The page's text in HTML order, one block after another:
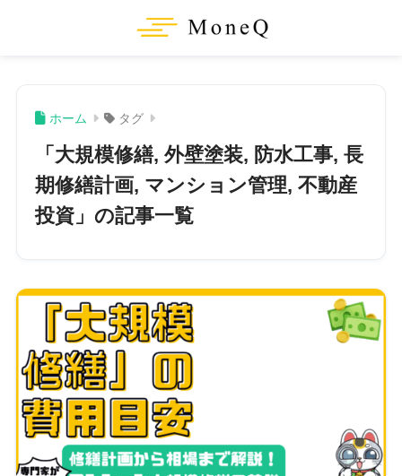
ホーム タグ
「大規模修繕, 外壁塗装, 防水工事, 長
期修繕計画, マンション管理, 不動産
投資」の記事一覧